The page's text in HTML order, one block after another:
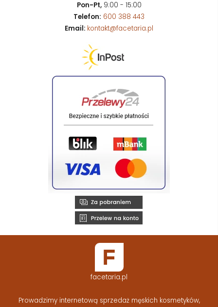
Pon-Pt,9:00 - 15:00
Telefon: 600 388 443
Email: kontakt@facetaria.pl
facetaria.pl
Prowadzimy internetową sprzedaż męskich kosmetyków,